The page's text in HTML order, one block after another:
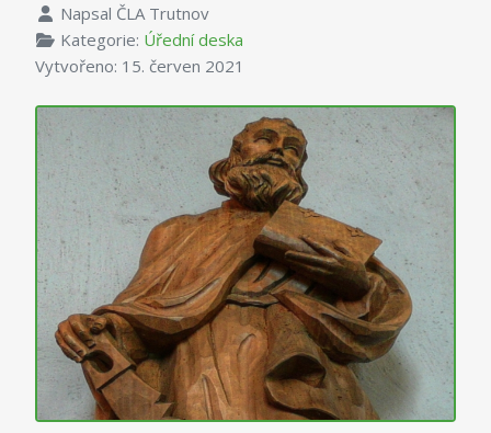
Napsal ČLA Trutnov
Kategorie: Úřední deska
Vytvořeno: 15. červen 2021